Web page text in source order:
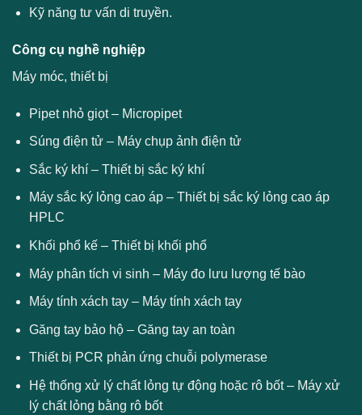
Kỹ năng tư vấn di truyền.
Công cụ nghề nghiệp
Máy móc, thiết bị
Pipet nhỏ giọt – Micropipet
Súng điện tử – Máy chụp ảnh điện tử
Sắc ký khí – Thiết bị sắc ký khí
Máy sắc ký lỏng cao áp – Thiết bị sắc ký lỏng cao áp
HPLC
Khối phổ kế – Thiết bị khối phổ
Máy phân tích vi sinh – Máy đo lưu lượng tế bào
Máy tính xách tay – Máy tính xách tay
Găng tay bảo hộ – Găng tay an toàn
Thiết bị PCR phản ứng chuỗi polymerase
Hệ thống xử lý chất lỏng tự động hoặc rô bốt – Máy xử
lý chất lỏng bằng rô bốt